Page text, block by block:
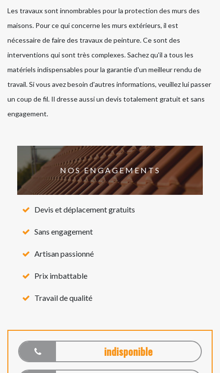
Les travaux sont innombrables pour la protection des murs des
maisons. Pour ce qui concerne les murs extérieurs, il est
nécessaire de faire des travaux de peinture. Ce sont des
interventions qui sont très complexes. Sachez qu'il a tous les
matériels indispensables pour la garantie d'un meilleur rendu de
travail. Si vous avez besoin d'autres informations, veuillez lui passer
un coup de fil. Il dresse aussi un devis totalement gratuit et sans
engagement.
NOS ENGAGEMENTS
Devis et déplacement gratuits
Sans engagement
Artisan passionné
Prix imbattable
Travail de qualité
indisponible